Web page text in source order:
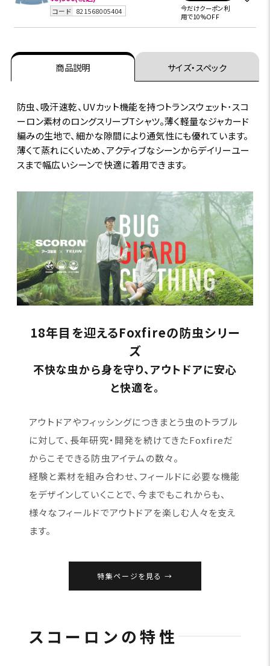
コード 821568005404
今だけクーポン利
用で10%OFF
商品説明 サイズ・スペック
防虫、吸汗速乾、UVカット機能を持つトランスウェット･スコ
ーロン素材のロングスリーブTシャツ。薄く軽量なジャカード
編みの生地で、細かな隙間により通気性にも優れています。
薄くて蒸れにくいため、アクティブなシーンからデイリーユー
スまで幅広いシーンで快適に着用できます。
18年目を迎えるFoxfireの防虫シリー
ズ
不快な虫から身を守り、アウトドアに安心
と快適を。
アウトドアやフィッシングにつきまとう虫のトラブル
に対して、長年研究・開発を続けてきたFoxfireだ
からこそできる防虫アイテムの数々。
経験と素材を組み合わせ、フィールドに必要な機能
をデザインしていくことで、今までもこれからも、
様々なフィールドでアウトドアを楽しむ人々を支え
ます。
特集ページを見る
スコーロンの特性